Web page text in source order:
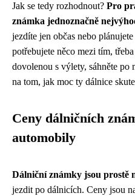
Jak se tedy rozhodnout? Pro
známka jednoznačně
jezdíte jen občas nebo
potřebujete něco mezi tím,
dovolenou s výlety, sáhněte po
na tom, jak moc ty dálnice
Ceny dálničních
automobily
Dálniční známky jsou prostě
jezdit po dálnicích. Ceny jsou